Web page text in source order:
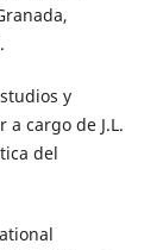
y
cargo de J.L.
del